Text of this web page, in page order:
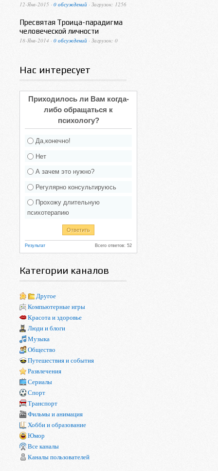
12-Янв-2015 · 0 обсуждений · Загрузок: 1256
Пресвятая Троица-парадигма
человеческой личности
18-Янв-2014 · 0 обсуждений · Загрузок: 0
Нас интересует
Приходилось ли Вам когда-
либо обращаться к
психологу?
Да,конечно!
Нет
А зачем это нужно?
Регулярно консультируюсь
Прохожу длительную
психотерапию
Результат Всего ответов: 52
Категории каналов
Другое
Компьютерные игры
Красота и здоровье
Люди и блоги
Музыка
Общество
Путешествия и события
Развлечения
Сериалы
Спорт
Транспорт
Фильмы и анимация
Хобби и образование
Юмор
Все каналы
Каналы пользователей